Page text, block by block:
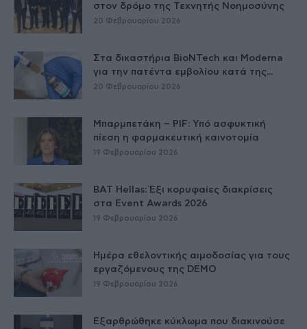
στον δρόμο της Τεχνητής Νοημοσύνης
20 Φεβρουαρίου 2026
Στα δικαστήρια BioNTech και Moderna
για την πατέντα εμβολίου κατά της...
20 Φεβρουαρίου 2026
Μπαρμπετάκη – PIF: Υπό ασφυκτική
πίεση η φαρμακευτική καινοτομία
19 Φεβρουαρίου 2026
BAT Hellas: Έξι κορυφαίες διακρίσεις
στα Event Awards 2026
19 Φεβρουαρίου 2026
Ημέρα εθελοντικής αιμοδοσίας για τους
εργαζόμενους της DEMO
19 Φεβρουαρίου 2026
Εξαρθρώθηκε κύκλωμα που διακινούσε